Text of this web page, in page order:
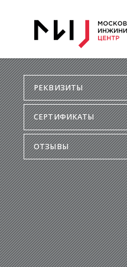
РЕКВИЗИТЫ
СЕРТИФИКАТЫ
ОТЗЫВЫ